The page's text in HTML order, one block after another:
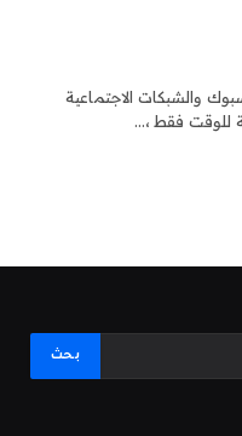
والشبكات الاجتماعية
للوقت فقط ،…